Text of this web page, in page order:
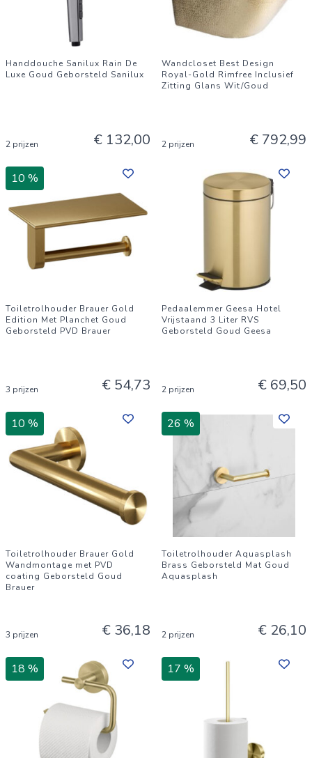
Handdouche Sanilux Rain De
Luxe Goud Geborsteld Sanilux
2 prijzen € 132,00
Wandcloset Best Design
Royal-Gold Rimfree Inclusief
Zitting Glans Wit/Goud
2 prijzen € 792,99
10 %
Toiletrolhouder Brauer Gold
Edition Met Planchet Goud
Geborsteld PVD Brauer
3 prijzen € 54,73
Pedaalemmer Geesa Hotel
Vrijstaand 3 Liter RVS
Geborsteld Goud Geesa
2 prijzen € 69,50
10 %
Toiletrolhouder Brauer Gold
Wandmontage met PVD
coating Geborsteld Goud
Brauer
3 prijzen € 36,18
26 %
Toiletrolhouder Aquasplash
Brass Geborsteld Mat Goud
Aquasplash
2 prijzen € 26,10
18 % 17 %